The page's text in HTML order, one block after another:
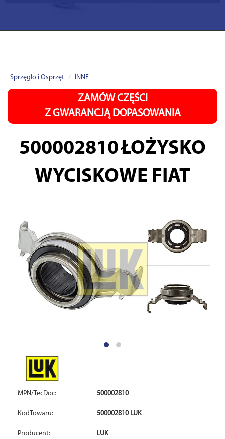
Sprzęgło i Osprzęt INNE
ZAMÓW CZĘŚCI
Z GWARANCJĄ DOPASOWANIA
500002810ŁOŻYSKO
WYCISKOWE FIAT
MPN/TecDoc: 500002810
KodTowaru: 500002810 LUK
Producent: LUK